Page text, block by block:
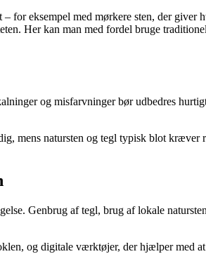
for eksempel med mørkere sten, der
Her kan man med fordel bruge
og misfarvninger bør udbedres
mens natursten og tegl typisk blot
Genbrug af tegl, brug af lokale
og digitale værktøjer, der hjælper